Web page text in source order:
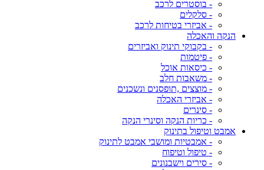
- בוסטרים לרכב
- סלקלים
- אביזרי בטיחות לרכב
הנקה והאכלה
- בקבוקי תינוק ואביזרים
- פיטמות
- כיסאות אוכל
- משאבות חלב
- מוצצים ,תופסנים ונשכנים
- אביזרי האכלה
- סינרים
- כריות הנקה וסינרי הנקה
אמבט וטיפול בתינוק
- אמבטיות ומושבי אמבט לתינוק
- טיפול וטיפוח
- סירים וישבנונים